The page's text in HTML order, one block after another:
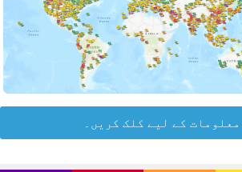
کے لیے کلک کریں۔